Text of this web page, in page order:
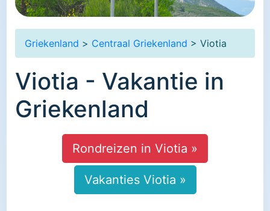
Griekenland > Centraal Griekenland > Viotia
Viotia - Vakantie in
Griekenland
Rondreizen in Viotia »
Vakanties Viotia »